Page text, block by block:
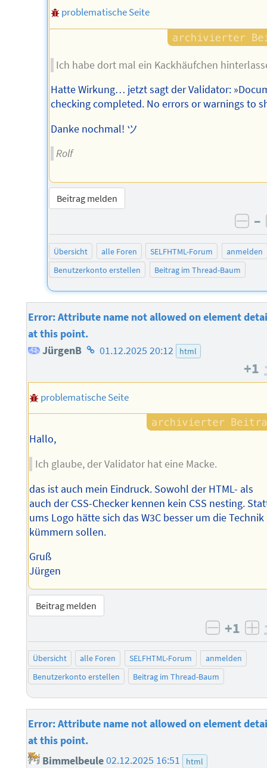
problematische Seite
Ich habe dort mal ein Kackhäufchen
Hatte Wirkung… jetzt sagt der Validator:
checking completed. No errors or warnings to
Danke nochmal! ツ
Rolf
Beitrag melden
–
Übersicht alle Foren SELFHTML-Forum
anmelden
Benutzerkonto erstellen
Beitrag im Thread-Baum
Error: Attribute name not allowed on element
at this point.
JürgenB Homepage
Autors
01.12.2025 20:12 html
+1
problematische Seite
Hallo,
Ich glaube, der Validator hat eine Macke.
das ist auch mein Eindruck. Sowohl der HTML- als
auch der CSS-Checker kennen kein CSS nesting.
ums Logo hätte sich das W3C besser um die Technik
kümmern sollen.
Gruß
Jürgen
Beitrag melden
negativ
+1
Übersicht alle Foren SELFHTML-Forum
anmelden
Benutzerkonto erstellen
Beitrag im Thread-Baum
Error: Attribute name not allowed on element
at this point.
Bimmelbeule02.12.2025 16:51 html